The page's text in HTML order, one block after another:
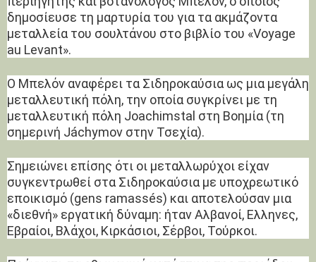
δημοσίευσε τη μαρτυρία του για τα ακμάζοντα
μεταλλεία του σουλτάνου στο βιβλίο του «Voyage
au Levant».
Ο Μπελόν αναφέρει τα Σιδηροκαύσια ως μια μεγάλη
μεταλλευτική πόλη, την οποία συγκρίνει με τη
μεταλλευτική πόλη Joachimstal στη Βοημία (τη
σημερινή Jáchymov στην Τσεχία).
Σημειώνει επίσης ότι οι μεταλλωρύχοι είχαν
συγκεντρωθεί στα Σιδηροκαύσια με υποχρεωτικό
εποικισμό (gens ramassés) και αποτελούσαν μια
«διεθνή» εργατική δύναμη: ήταν Αλβανοί, Ελληνες,
Εβραίοι, Βλάχοι, Κιρκάσιοι, Σέρβοι, Τούρκοι.